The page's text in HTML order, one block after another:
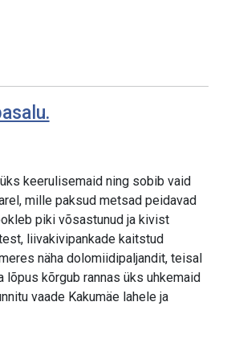
keerulisemaid ning sobib vaid
mille paksud metsad peidavad
piki võsastunud ja kivist
liivakivipankade kaitstud
näha dolomiidipaljandit, teisal
lõpus kõrgub rannas üks uhkemaid
vaade Kakumäe lahele ja